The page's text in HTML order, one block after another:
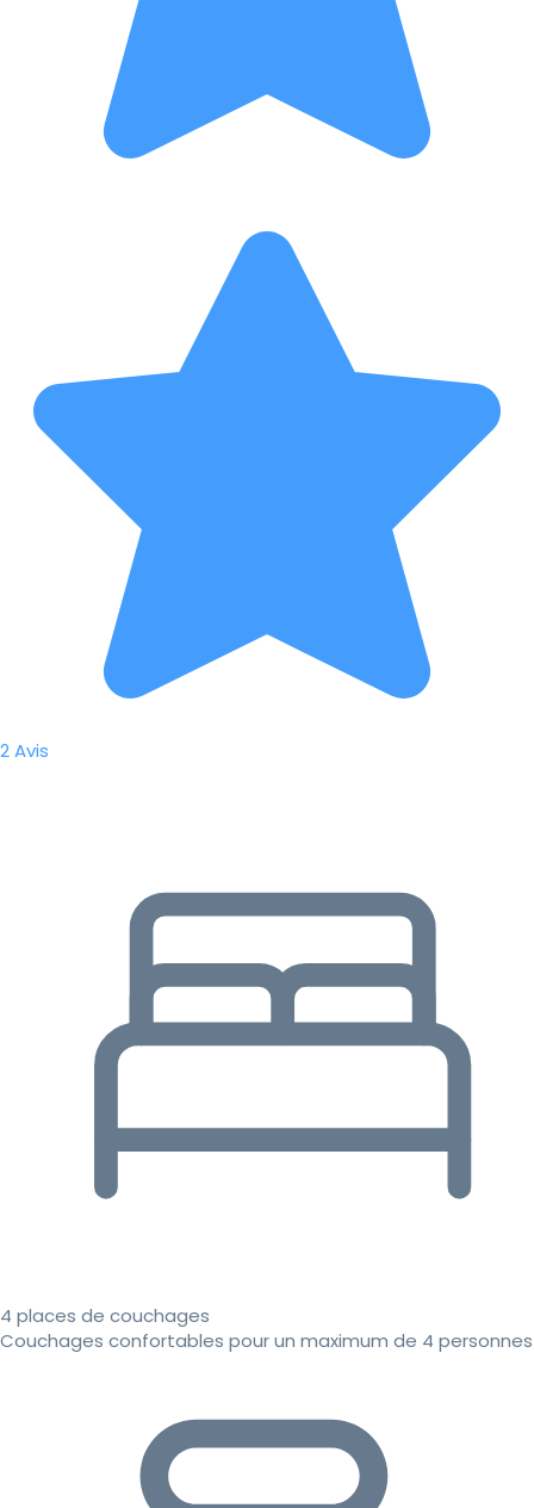
2 Avis
4 places de couchages
Couchages confortables pour un maximum de 4 personnes